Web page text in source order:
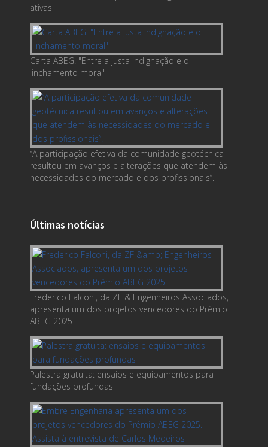
ativas
Carta ABEG. "Entre a justa indignação e o
linchamento moral"
“A participação efetiva da comunidade geotécnica
resultou em avanços e alterações que atendem às
necessidades do mercado e dos profissionais”.
Últimas notícias
Frederico Falconi, da ZF & Engenheiros Associados,
apresenta um dos projetos vencedores do Prêmio
ABEG 2025
Palestra gratuita: ensaios e equipamentos para
fundações profundas